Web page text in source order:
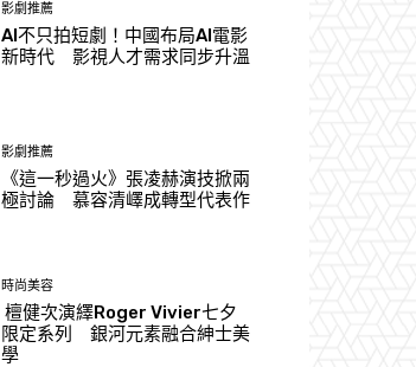
影劇推薦
AI不只拍短劇！中國布局AI電影
新時代 影視人才需求同步升溫
影劇推薦
《這一秒過火》張凌赫演技掀兩
極討論 慕容清嶧成轉型代表作
時尚美容
檀健次演繹Roger Vivier七夕
限定系列 銀河元素融合紳士美
學